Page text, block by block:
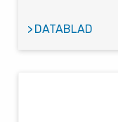
DATABLAD